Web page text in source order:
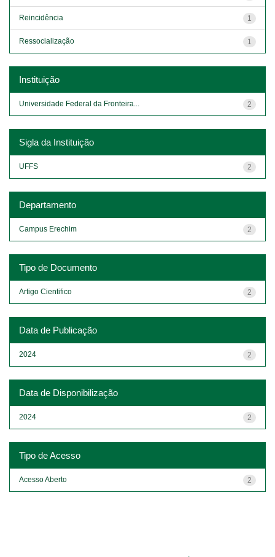
1
Reincidência
1
Ressocialização
Instituição
2
Universidade Federal da Fronteira...
Sigla da Instituição
2
UFFS
Departamento
2
Campus Erechim
Tipo de Documento
2
Artigo Cientifico
Data de Publicação
2
2024
Data de Disponibilização
2
2024
Tipo de Acesso
2
Acesso Aberto